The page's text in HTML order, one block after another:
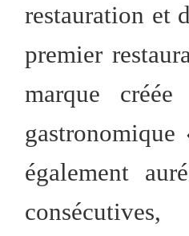
restauration et
premier
marque
également